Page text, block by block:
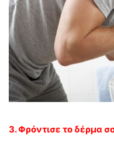
3. Φρόντισε το δέρμα